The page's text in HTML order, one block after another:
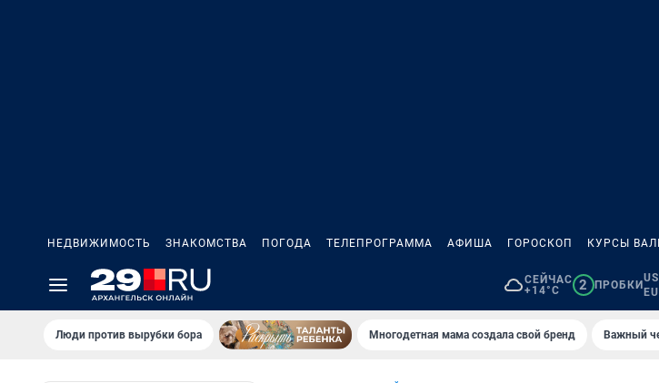
НЕДВИЖИМОСТЬ ЗНАКОМСТВА ПОГОДА ТЕЛЕПРОГРАММА АФИША ГОРОСКОП КУРСЫ
СЕЙЧАС
+14°C
2 ПРОБКИ
Люди против вырубки бора Многодетная мама создала свой бренд Важный